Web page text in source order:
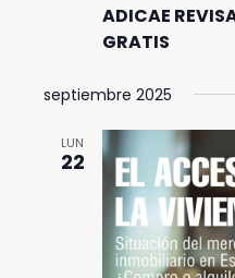
ADICAE
GRATIS
septiembre 2025
LUN
22